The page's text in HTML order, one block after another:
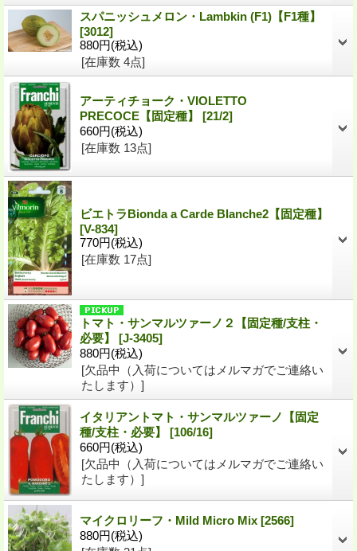
スパニッシュメロン・Lambkin (F1)【F1種】
[3012]
880円(税込)
[在庫数 4点]
アーティチョーク・VIOLETTO
PRECOCE【固定種】 [21/2]
660円(税込)
[在庫数 13点]
ビエトラBionda a Carde Blanche2【固定種】
[V-834]
770円(税込)
[在庫数 17点]
トマト・サンマルツァーノ２【固定種/支柱・
必要】 [J-3405]
880円(税込)
[欠品中（入荷についてはメルマガでご連絡い
たします）]
イタリアントマト・サンマルツァーノ【固定
種/支柱・必要】 [106/16]
660円(税込)
[欠品中（入荷についてはメルマガでご連絡い
たします）]
マイクロリーフ・Mild Micro Mix [2566]
880円(税込)